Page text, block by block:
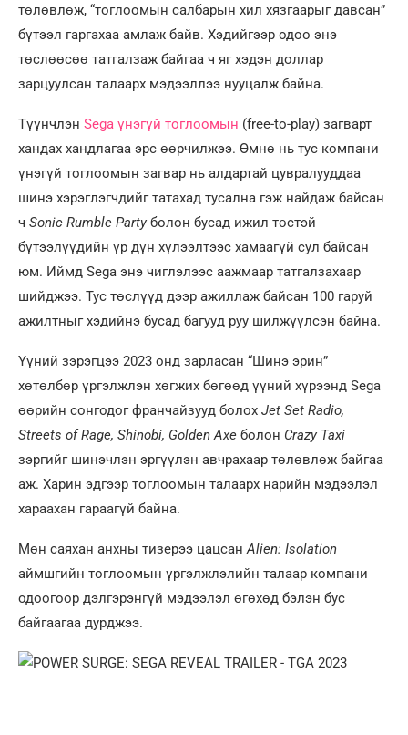
төлөвлөж, “тоглоомын салбарын хил хязгаарыг давсан”
бүтээл гаргахаа амлаж байв. Хэдийгээр одоо энэ
төслөөсөө татгалзаж байгаа ч яг хэдэн доллар
зарцуулсан талаарх мэдээллээ нууцалж байна.
Түүнчлэн Sega үнэгүй тоглоомын (free-to-play) загварт
хандах хандлагаа эрс өөрчилжээ. Өмнө нь тус компани
үнэгүй тоглоомын загвар нь алдартай цувралууддаа
шинэ хэрэглэгчдийг татахад тусална гэж найдаж байсан
ч Sonic Rumble Partyболон бусад ижил төстэй
бүтээлүүдийн үр дүн хүлээлтээс хамаагүй сул байсан
юм. Иймд Sega энэ чиглэлээс аажмаар татгалзахаар
шийджээ. Тус төслүүд дээр ажиллаж байсан 100 гаруй
ажилтныг хэдийнэ бусад багууд руу шилжүүлсэн байна.
Үүний зэрэгцээ 2023 онд зарласан “Шинэ эрин”
хөтөлбөр үргэлжлэн хөгжих бөгөөд үүний хүрээнд Sega
өөрийн сонгодог франчайзууд болох Jet Set Radio,
Streets of Rage, Shinobi, Golden Axe болон Crazy Taxi
зэргийг шинэчлэн эргүүлэн авчрахаар төлөвлөж байгаа
аж. Харин эдгээр тоглоомын талаарх нарийн мэдээлэл
хараахан гараагүй байна.
Мөн саяхан анхны тизерээ цацсанAlien: Isolation
аймшгийн тоглоомын үргэлжлэлийн талаар компани
одоогоор дэлгэрэнгүй мэдээлэл өгөхөд бэлэн бус
байгаагаа дурджээ.